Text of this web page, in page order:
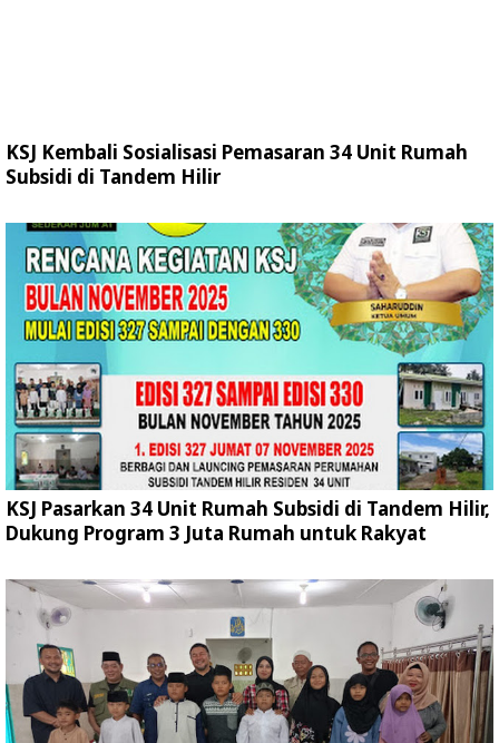
KSJ Kembali Sosialisasi Pemasaran 34 Unit Rumah
Subsidi di Tandem Hilir
KSJ Pasarkan 34 Unit Rumah Subsidi di Tandem Hilir,
Dukung Program 3 Juta Rumah untuk Rakyat